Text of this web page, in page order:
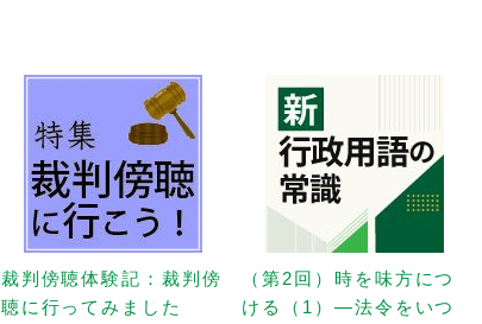
裁判傍聴体験記：裁判傍
聴に行ってみました
（第2回）時を味方につ
ける（1）—法令をいつ